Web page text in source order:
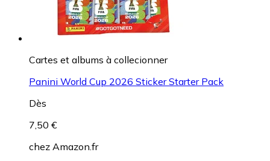
Cartes et albums à collecionner
Panini World Cup 2026 Sticker Starter Pack
Dès
7,50 €
chez Amazon.fr